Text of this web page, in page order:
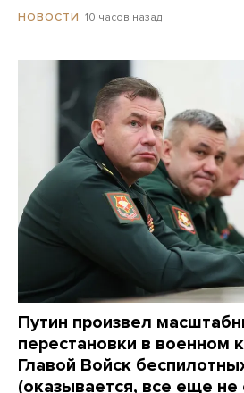
НОВОСТИ 10 часов назад
Путин произвел
перестановки в военном
Главой Войск
(оказывается, все еще не